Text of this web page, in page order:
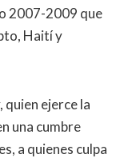
2007-2009 que
Haití y
quien ejerce la
una cumbre
a quienes culpa